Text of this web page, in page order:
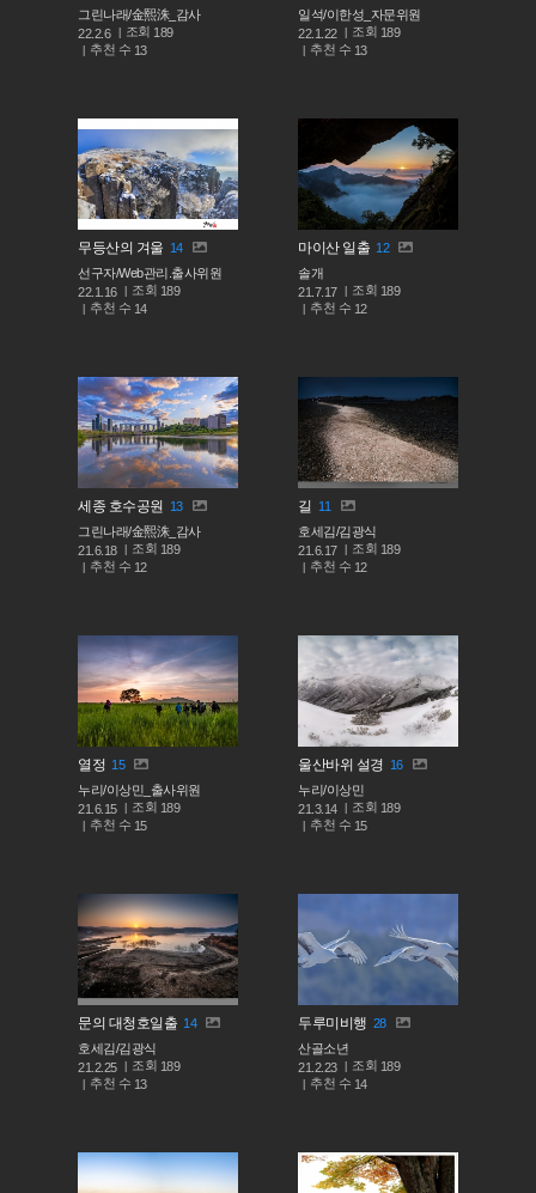
그린나래/金熙洙_감사
22.2.6
조회 189
추천 수 13
일석/이한성_자문위원
22.1.22
조회 189
추천 수 13
무등산의 겨울 14
선구자/Web관리.출사위원
22.1.16
조회 189
추천 수 14
마이산 일출 12
솔개
21.7.17
조회 189
추천 수 12
세종 호수공원
13
그린나래/金熙洙_감사
21.6.18
조회 189
추천 수 12
길
11
호세김/김광식
21.6.17
조회 189
추천 수 12
열정 15
누리/이상민_출사위원
21.6.15
조회 189
추천 수 15
울산바위 설경 16
누리/이상민
21.3.14
조회 189
추천 수 15
문의 대청호일출 14
호세김/김광식
21.2.25
조회 189
추천 수 13
두루미비행 28
산골소년
21.2.23
조회 189
추천 수 14